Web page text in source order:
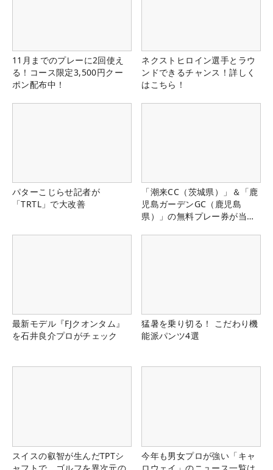
11月までのプレーに2回使え
る！コース限定3,500円クー
ポン配布中！
ネクストヒロイン選手とラウ
ンドできるチャンス！詳しく
はこちら！
パターこじらせ記者が
「TRTL」で大改善
「潮来CC（茨城県）」＆「鹿
児島ガーデンGC（鹿児島
県）」の無料プレー券が当た
最新モデル『FJクオンタム』
を石井良介プロがチェック
猛暑を乗り切る！ こだわり機
能派パンツ4選
スイスの叡智が生んだTPTシ
ャフトで、ゴルフを異次元の
今年も男女プロが強い「キャ
ロウェイ」のニュース一覧は